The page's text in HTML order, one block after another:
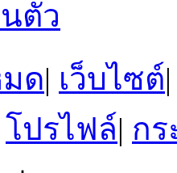
ตัว
ด| เว็บไซต์|
โปรไฟล์| กร